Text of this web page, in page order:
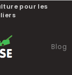
pour les
Blog